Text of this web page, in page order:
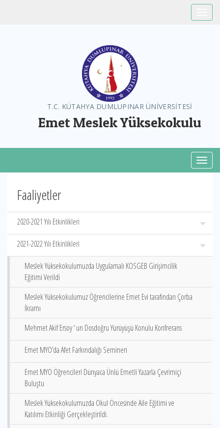
T.C. KÜTAHYA DUMLUPINAR ÜNİVERSİTESİ
Emet Meslek Yüksekokulu
Faaliyetler
2020-2021 Yılı Etkinlikleri
2021-2022 Yılı Etkinlikleri
Meslek Yüksekokulumuzda Uygulamalı KOSGEB Girişimcilik
Eğitimi Verildi
Meslek Yüksekokulumuz Öğrencilerine Emet Evi tarafından Çorba
İkramı
Mehmet Akif Ersoy ‘ un Dosdoğru Yürüyüşü Konulu Konfrerans
Emet MYO’da Afet Farkındalığı Semineri
Emet MYO Öğrencileri Dünyaca Ünlü Emetli Yazarla Çevrimiçi
Buluştu
Meslek Yüksekokulumuzda Okul Öncesinde Aile Eğitimi ve
Katılımı Etkinliği Gerçekleştirildi.